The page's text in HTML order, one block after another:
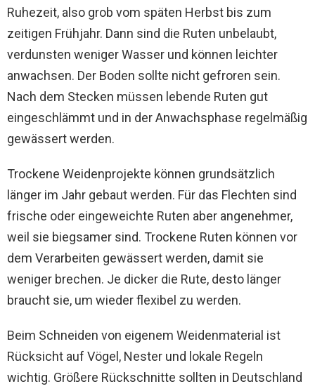
Ruhezeit, also grob vom späten Herbst bis zum
zeitigen Frühjahr. Dann sind die Ruten unbelaubt,
verdunsten weniger Wasser und können leichter
anwachsen. Der Boden sollte nicht gefroren sein.
Nach dem Stecken müssen lebende Ruten gut
eingeschlämmt und in der Anwachsphase regelmäßig
gewässert werden.
Trockene Weidenprojekte können grundsätzlich
länger im Jahr gebaut werden. Für das Flechten sind
frische oder eingeweichte Ruten aber angenehmer,
weil sie biegsamer sind. Trockene Ruten können vor
dem Verarbeiten gewässert werden, damit sie
weniger brechen. Je dicker die Rute, desto länger
braucht sie, um wieder flexibel zu werden.
Beim Schneiden von eigenem Weidenmaterial ist
Rücksicht auf Vögel, Nester und lokale Regeln
wichtig. Größere Rückschnitte sollten in Deutschland